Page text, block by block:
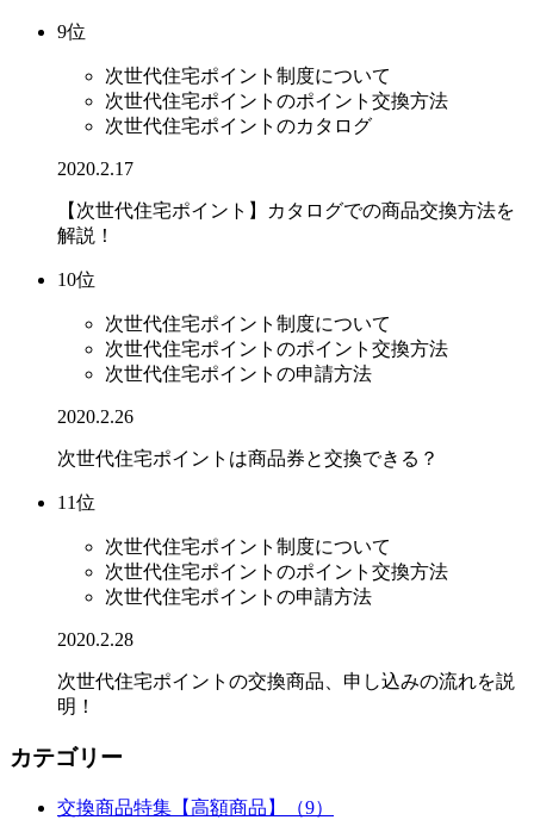
9位
次世代住宅ポイント制度について
次世代住宅ポイントのポイント交換方法
次世代住宅ポイントのカタログ
2020.2.17
【次世代住宅ポイント】カタログでの商品交換方法を
解説！
10位
次世代住宅ポイント制度について
次世代住宅ポイントのポイント交換方法
次世代住宅ポイントの申請方法
2020.2.26
次世代住宅ポイントは商品券と交換できる？
11位
次世代住宅ポイント制度について
次世代住宅ポイントのポイント交換方法
次世代住宅ポイントの申請方法
2020.2.28
次世代住宅ポイントの交換商品、申し込みの流れを説
明！
カテゴリー
交換商品特集【高額商品】（9）